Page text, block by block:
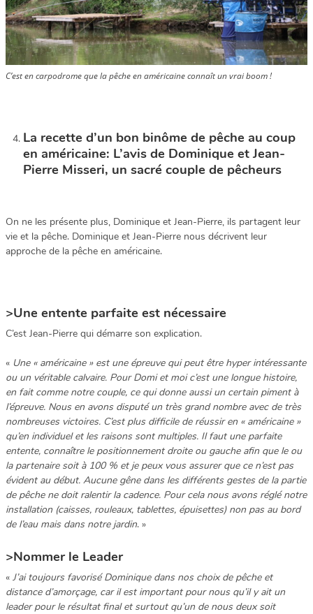
C’est en carpodrome que la pêche en américaine connaît un vrai boom !
La recette d’un bon binôme de pêche au coup
en américaine: L’avis de Dominique et Jean-
Pierre Misseri, un sacré couple de pêcheurs
On ne les présente plus, Dominique et Jean-Pierre, ils partagent leur
vie et la pêche. Dominique et Jean-Pierre nous décrivent leur
approche de la pêche en américaine.
>Une entente parfaite est nécessaire
C’est Jean-Pierre qui démarre son explication.
« Une « américaine » est une épreuve qui peut être hyper intéressante
ou un véritable calvaire. Pour Domi et moi c’est une longue histoire,
en fait comme notre couple, ce qui donne aussi un certain piment à
l’épreuve. Nous en avons disputé un très grand nombre avec de très
nombreuses victoires. C’est plus difficile de réussir en « américaine »
qu’en individuel et les raisons sont multiples. Il faut une parfaite
entente, connaître le positionnement droite ou gauche afin que le ou
la partenaire soit à 100 % et je peux vous assurer que ce n’est pas
évident au début. Aucune gêne dans les différents gestes de la partie
de pêche ne doit ralentir la cadence. Pour cela nous avons réglé notre
installation (caisses, rouleaux, tablettes, épuisettes) non pas au bord
de l’eau mais dans notre jardin. »
>Nommer le Leader
« J’ai toujours favorisé Dominique dans nos choix de pêche et
distance d’amorçage, car il est important pour nous qu’il y ait un
leader pour le résultat final et surtout qu’un de nous deux soit